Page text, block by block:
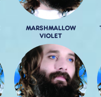
MARSHMALLOW
VIOLET